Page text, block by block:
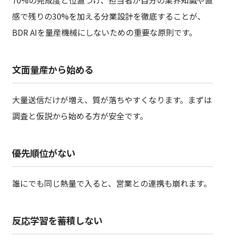
感で残りの30%を加える分業設計を徹底することが、
BDR AIを量産機械にしないための重要な原則です。
文面量産から始める
大量送信だけが増え、質が落ちやすくなります。まずは
調査と仮説から始める方が安全です。
優先順位がない
誰にでも同じ熱量で入ると、営業との連携も崩れます。
反応学習を蓄積しない